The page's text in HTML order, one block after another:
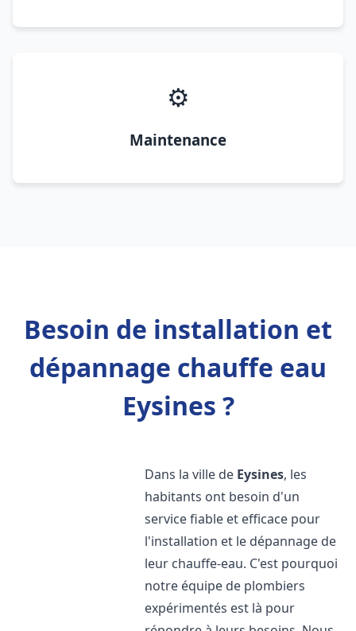
⚙️
Maintenance
Besoin de installation et
dépannage chauffe eau
Eysines ?
Dans la ville de Eysines, les
habitants ont besoin d'un
service fiable et efficace pour
l'installation et le dépannage de
leur chauffe-eau. C'est pourquoi
notre équipe de plombiers
expérimentés est là pour